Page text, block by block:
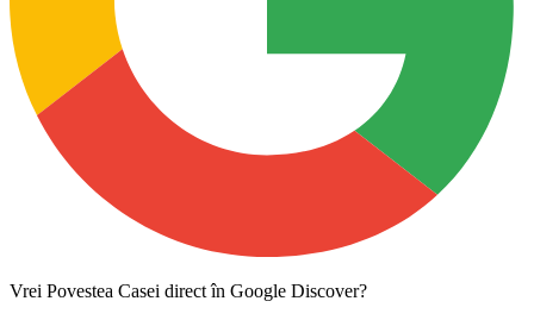
Vrei Povestea Casei direct în Google Discover?